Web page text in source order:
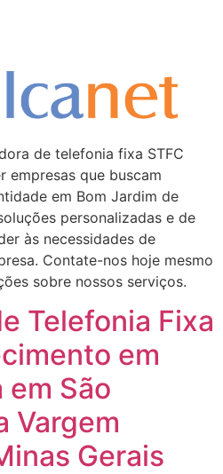
de telefonia fixa STFC
empresas que buscam
em Bom Jardim de
personalizadas e de
às necessidades de
Contate-nos hoje mesmo
sobre nossos serviços.
Telefonia Fixa
em
em São
Vargem
Gerais